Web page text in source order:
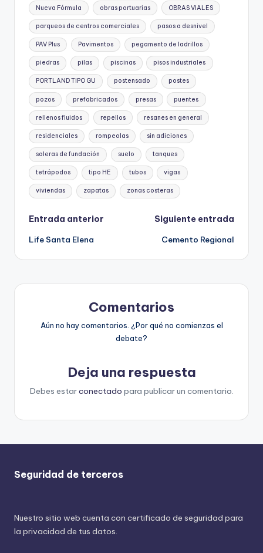
Nueva Fórmula obras portuarias OBRAS VIALES
parqueos de centros comerciales pasos a desnivel
PAV Plus Pavimentos pegamento de ladrillos
piedras pilas piscinas pisos industriales
PORTLAND TIPO GU postensado postes
pozos prefabricados presas puentes
rellenos fluidos repellos resanes en general
residenciales rompeolas sin adiciones
soleras de fundación suelo tanques
tetrápodos tipo HE tubos vigas
viviendas zapatas zonas costeras
Entrada anterior
Life Santa Elena
Siguiente entrada
Cemento Regional
Comentarios
Aún no hay comentarios. ¿Por qué no comienzas el
debate?
Deja una respuesta
Debes estarconectado para publicar un comentario.
Seguridad de terceros
Nuestro sitio web cuenta con certificado de seguridad para
la privacidad de tus datos.